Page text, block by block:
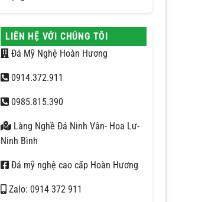
LIÊN HỆ VỚI CHÚNG TÔI
Đá Mỹ Nghệ Hoàn Hương
0914.372.911
0985.815.390
Làng Nghề Đá Ninh Vân- Hoa Lư-
Ninh Bình
Đá mỹ nghệ cao cấp Hoàn Hương
Zalo: 0914 372 911